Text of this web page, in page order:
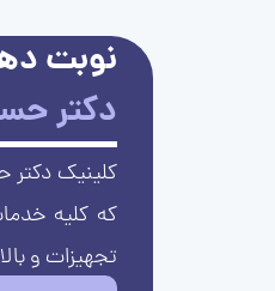
نوبت
دکتر
کلینیک دکتر
که کلیه
تجهیزات و